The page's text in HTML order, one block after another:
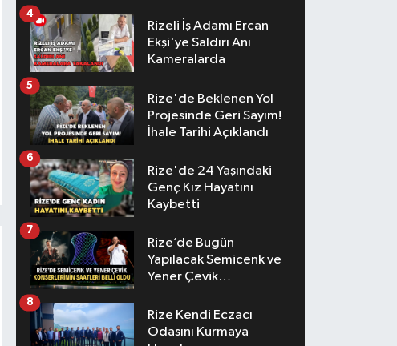
Rizeli İş Adamı Ercan
Ekşi'ye Saldırı Anı
Kameralarda
4
Rize'de Beklenen Yol
Projesinde Geri Sayım!
İhale Tarihi Açıklandı
5
Rize'de 24 Yaşındaki
Genç Kız Hayatını
Kaybetti
6
Rize’de Bugün
Yapılacak Semicenk ve
Yener Çevik
Belli Oldu
7
Rize Kendi Eczacı
Odasını Kurmaya
8